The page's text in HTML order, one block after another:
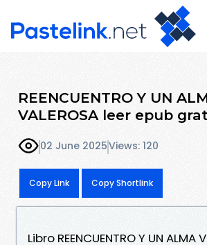
REENCUENTRO Y UN
VALEROSA leer epub
02 June 2025Views: 120
Copy Link Copy Shortlink
Libro REENCUENTRO Y UN ALMA